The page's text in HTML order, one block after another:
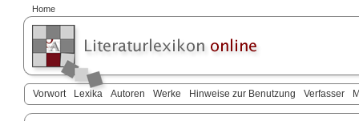
Home
Vorwort Lexika Autoren Werke Hinweise zur Benutzung Verfasser